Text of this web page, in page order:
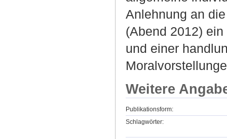
Anlehnung an
(Abend 2012)
und einer
Weitere
Publikationsform:
Schlagwörter: